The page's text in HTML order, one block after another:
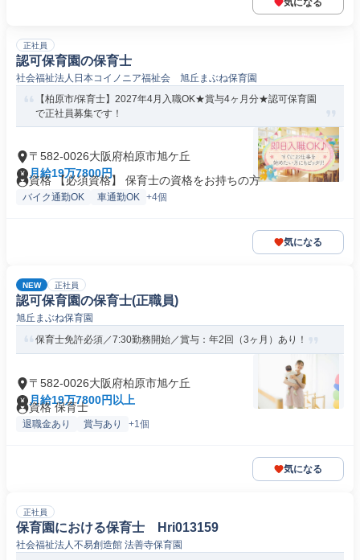
気になる
正社員
認可保育園の保育士
社会福祉法人日本コイノニア福祉会 旭丘まぶね保育園
【柏原市/保育士】2027年4月入職OK★賞与4ヶ月分★認可保育園
で正社員募集です！
〒582-0026大阪府柏原市旭ケ丘
月給19万7800円
資格 【必須資格】 保育士の資格をお持ちの方
バイク通勤OK 車通勤OK +4個
気になる
NEW 正社員
認可保育園の保育士(正職員)
旭丘まぶね保育園
保育士免許必須／7:30勤務開始／賞与：年2回（3ヶ月）あり！
〒582-0026大阪府柏原市旭ケ丘
月給19万7800円以上
資格 保育士
退職金あり 賞与あり +1個
気になる
正社員
保育園における保育士 Hri013159
社会福祉法人不易創造館 法善寺保育園